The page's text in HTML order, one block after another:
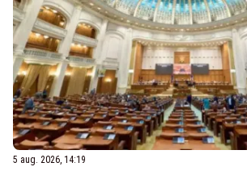
5 aug. 2026, 14:19